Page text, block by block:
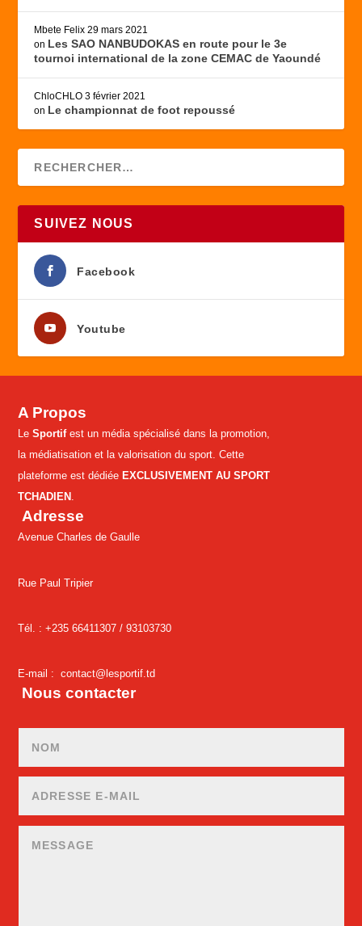
Mbete Felix 29 mars 2021
on Les SAO NANBUDOKAS en route pour le 3e
tournoi international de la zone CEMAC de Yaoundé
ChloCHLO 3 février 2021
on Le championnat de foot repoussé
SUIVEZ NOUS
Facebook
Youtube
A Propos
LeSportifest un média spécialisé dans la promotion,
la médiatisation et la valorisation du sport. Cette
plateforme est dédiée EXCLUSIVEMENT AU SPORT
TCHADIEN .
Adresse
Avenue Charles de Gaulle
Rue Paul Tripier
Tél. : +235 66411307 /93103730
E-mail :contact@lesportif.td
Nous contacter